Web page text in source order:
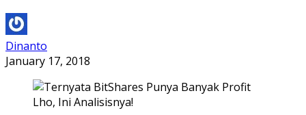
Dinanto
January 17, 2018